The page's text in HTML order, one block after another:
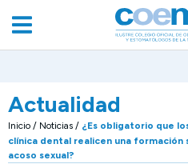
Actualidad
Inicio / Noticias / ¿Es obligatorio que
clínica dental realicen una formación
acoso sexual?